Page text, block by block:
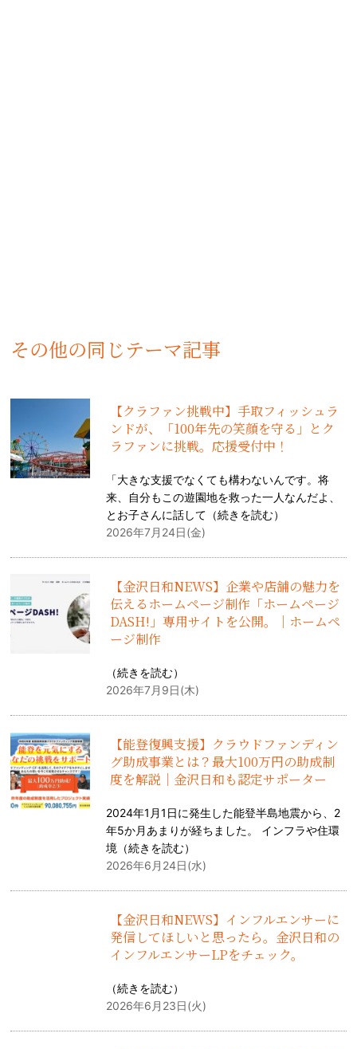
その他の同じテーマ記事
【クラファン挑戦中】手取フィッシュラ
ンドが、「100年先の笑顔を守る」とク
ラファンに挑戦。応援受付中！
「大きな支援でなくても構わないんです。将
来、自分もこの遊園地を救った一人なんだよ、
とお子さんに話して（続きを読む）
2026年7月24日(金)
【金沢日和NEWS】企業や店舗の魅力を
伝えるホームページ制作「ホームページ
DASH!」専用サイトを公開。｜ホームペ
ージ制作
（続きを読む）
2026年7月9日(木)
【能登復興支援】クラウドファンディン
グ助成事業とは？最大100万円の助成制
度を解説｜金沢日和も認定サポーター
2024年1月1日に発生した能登半島地震から、2
年5か月あまりが経ちました。 インフラや住環
境（続きを読む）
2026年6月24日(水)
【金沢日和NEWS】インフルエンサーに
発信してほしいと思ったら。金沢日和の
インフルエンサーLPをチェック。
（続きを読む）
2026年6月23日(火)